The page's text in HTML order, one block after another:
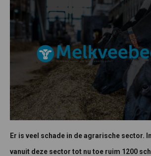
Er is veel schade in de agrarische sector.
vanuit deze sector tot nu toe ruim 1200